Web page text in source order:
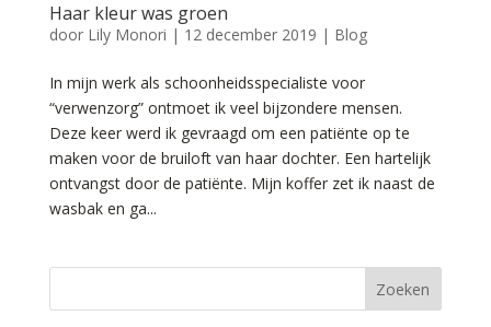
Haar kleur was groen
door Lily Monori | 12 december 2019 | Blog
In mijn werk als schoonheidsspecialiste voor
“verwenzorg” ontmoet ik veel bijzondere mensen.
Deze keer werd ik gevraagd om een patiënte op te
maken voor de bruiloft van haar dochter. Een hartelijk
ontvangst door de patiënte. Mijn koffer zet ik naast de
wasbak en ga...